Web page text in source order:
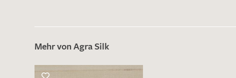
Mehr von Agra Silk